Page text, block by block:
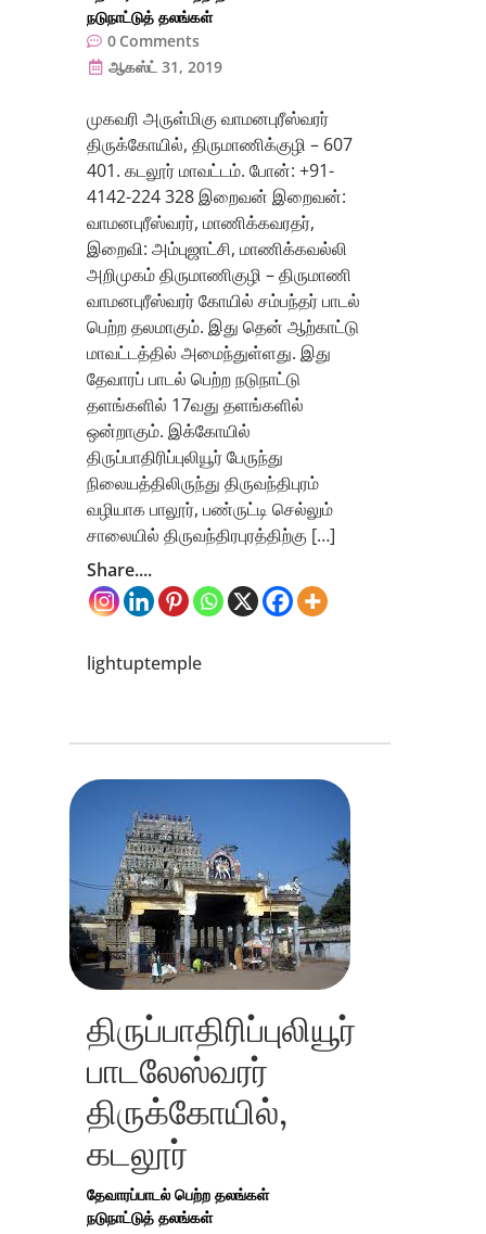
நடுநாட்டுத் தலங்கள்
0 Comments
ஆகஸ்ட் 31, 2019
முகவரி அருள்மிகு வாமனபுரீஸ்வரர்
திருக்கோயில், திருமாணிக்குழி – 607
401. கடலூர் மாவட்டம். போன்: +91-
4142-224 328 இறைவன் இறைவன்:
வாமனபுரீஸ்வரர், மாணிக்கவரதர்,
இறைவி: அம்புஜாட்சி, மாணிக்கவல்லி
அறிமுகம் திருமாணிகுழி – திருமாணி
வாமனபுரீஸ்வரர் கோயில் சம்பந்தர் பாடல்
பெற்ற தலமாகும். இது தென் ஆற்காட்டு
மாவட்டத்தில் அமைந்துள்ளது. இது
தேவாரப் பாடல் பெற்ற நடுநாட்டு
தளங்களில் 17வது தளங்களில்
ஒன்றாகும். இக்கோயில்
திருப்பாதிரிப்புலியூர் பேருந்து
நிலையத்திலிருந்து திருவந்திபுரம்
வழியாக பாலூர், பண்ருட்டி செல்லும்
சாலையில் திருவந்திரபுரத்திற்கு […]
Share....
lightuptemple
திருப்பாதிரிப்புலியூர்
பாடலேஸ்வரர்
திருக்கோயில்,
கடலூர்
தேவாரப்பாடல் பெற்ற தலங்கள்
நடுநாட்டுத் தலங்கள்